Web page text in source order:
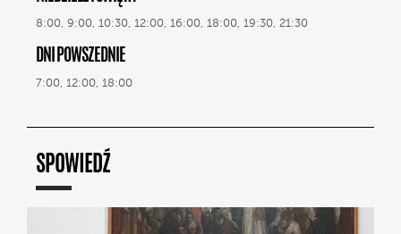
8:00, 9:00, 10:30, 12:00, 16:00, 18:00, 19:30, 21:30
DNI POWSZEDNIE
7:00, 12:00, 18:00
SPOWIEDŹ